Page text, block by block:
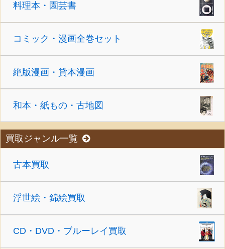
料理本・園芸書
コミック・漫画全巻セット
絶版漫画・貸本漫画
和本・紙もの・古地図
買取ジャンル一覧
古本買取
浮世絵・錦絵買取
CD・DVD・ブルーレイ買取